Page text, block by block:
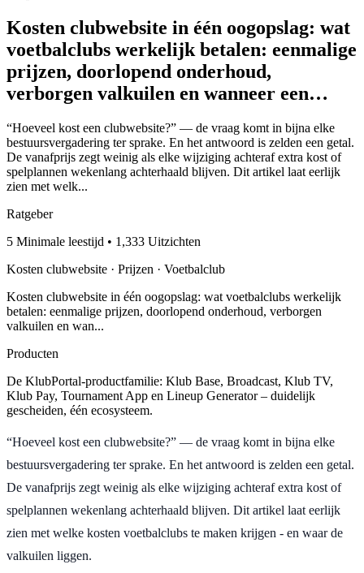
Kosten clubwebsite in één oogopslag: wat
voetbalclubs werkelijk betalen: eenmalige
prijzen, doorlopend onderhoud,
verborgen valkuilen en wanneer een…
“Hoeveel kost een clubwebsite?” — de vraag komt in bijna elke
bestuursvergadering ter sprake. En het antwoord is zelden een getal.
De vanafprijs zegt weinig als elke wijziging achteraf extra kost of
spelplannen wekenlang achterhaald blijven. Dit artikel laat eerlijk
zien met welk...
Ratgeber
5 Minimale leestijd • 1,333 Uitzichten
Kosten clubwebsite · Prijzen · Voetbalclub
Kosten clubwebsite in één oogopslag: wat voetbalclubs werkelijk
betalen: eenmalige prijzen, doorlopend onderhoud, verborgen
valkuilen en wan...
Producten
De KlubPortal-productfamilie: Klub Base, Broadcast, Klub TV,
Klub Pay, Tournament App en Lineup Generator – duidelijk
gescheiden, één ecosysteem.
“Hoeveel kost een clubwebsite?” — de vraag komt in bijna elke
bestuursvergadering ter sprake. En het antwoord is zelden een getal.
De vanafprijs zegt weinig als elke wijziging achteraf extra kost of
spelplannen wekenlang achterhaald blijven. Dit artikel laat eerlijk
zien met welke kosten voetbalclubs te maken krijgen - en waar de
valkuilen liggen.